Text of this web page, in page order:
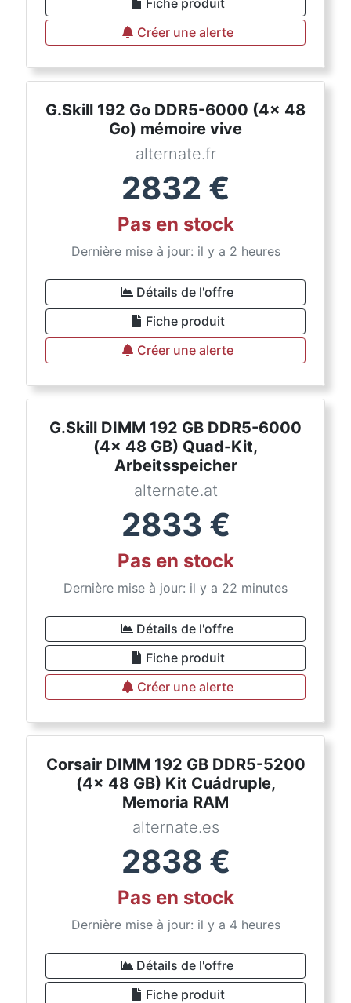
Fiche produit
Créer une alerte
G.Skill 192 Go DDR5-6000 (4x 48
Go) mémoire vive
alternate.fr
2832 €
Pas en stock
Dernière mise à jour: il y a 2 heures
Détails de l'offre
Fiche produit
Créer une alerte
G.Skill DIMM 192 GB DDR5-6000
(4x 48 GB) Quad-Kit,
Arbeitsspeicher
alternate.at
2833 €
Pas en stock
Dernière mise à jour: il y a 22 minutes
Détails de l'offre
Fiche produit
Créer une alerte
Corsair DIMM 192 GB DDR5-5200
(4x 48 GB) Kit Cuádruple,
Memoria RAM
alternate.es
2838 €
Pas en stock
Dernière mise à jour: il y a 4 heures
Détails de l'offre
Fiche produit